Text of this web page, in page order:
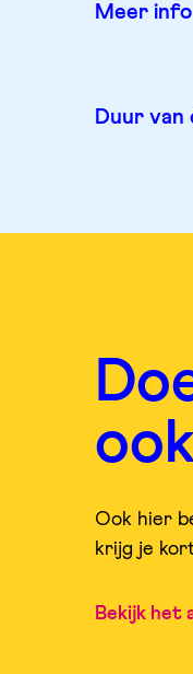
Meer info
Duur van
Ook hier
krijg je
Bekijk het